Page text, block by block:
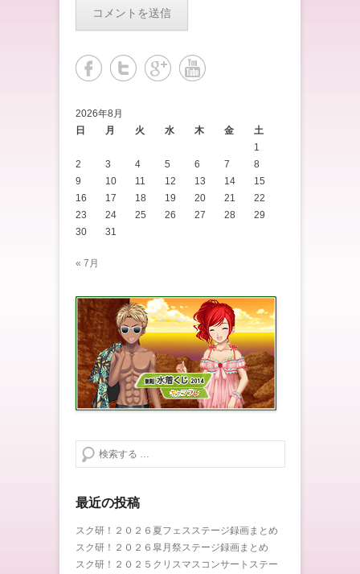
2026年8月
日
月 火 水 木 金
土
1
2
3 4 5 6 7
8
9
10 11 12 13 14
15
16
17 18 19 20 21
22
23
24 25 26 27 28
29
30
31
« 7月
検索する
最近の投稿
スク研！２０２６夏フェスステージ録画まとめ
スク研！２０２６皐月祭ステージ録画まとめ
スク研！２０２５クリスマスコンサートステー